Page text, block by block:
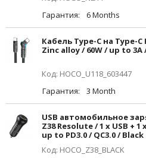
Гарантия:
6 Months
Кабель Type-C на Type-C
Zinc alloy / 60W / up to 3A
Код: HOCO_U118_603447
Гарантия:
3 Month
USB автомобильное
Z38 Resolute / 1 x USB +
up to PD3.0 / QC3.0 / Black
Код: HOCO_Z38_BLACK